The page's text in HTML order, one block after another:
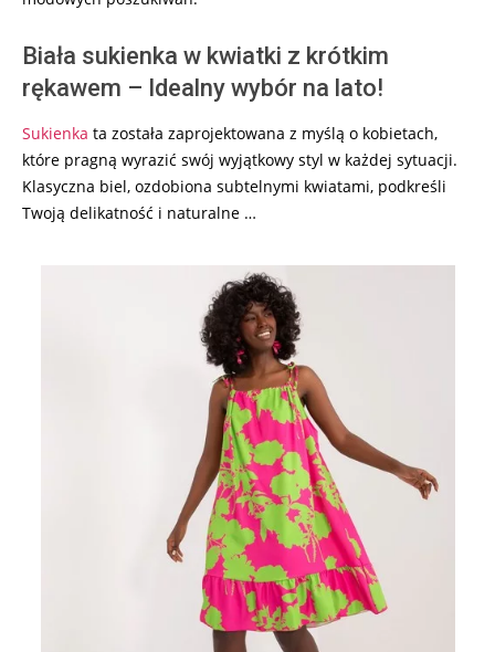
Biała sukienka w kwiatki z krótkim
rękawem – Idealny wybór na lato!
Sukienka ta została zaprojektowana z myślą o kobietach,
które pragną wyrazić swój wyjątkowy styl w każdej sytuacji.
Klasyczna biel, ozdobiona subtelnymi kwiatami, podkreśli
Twoją delikatność i naturalne …